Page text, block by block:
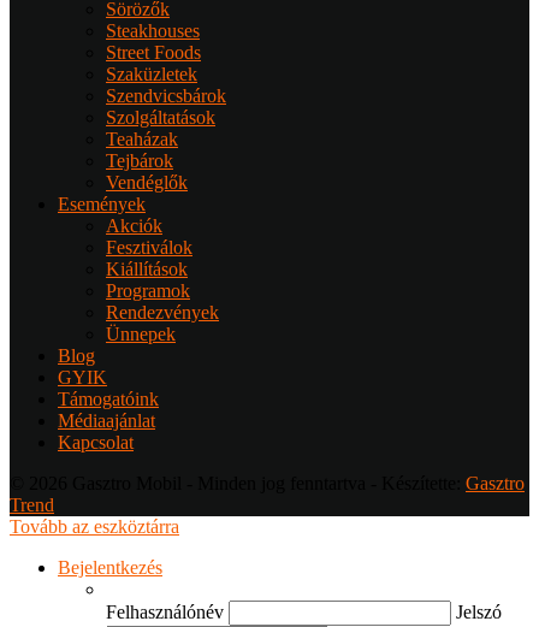
Sörözők
Steakhouses
Street Foods
Szaküzletek
Szendvicsbárok
Szolgáltatások
Teaházak
Tejbárok
Vendéglők
Események
Akciók
Fesztiválok
Kiállítások
Programok
Rendezvények
Ünnepek
Blog
GYIK
Támogatóink
Médiaajánlat
Kapcsolat
Gasztro
Trend
Tovább az eszköztárra
Bejelentkezés
Felhasználónév Jelszó